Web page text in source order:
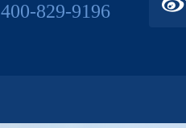
400-829-9196